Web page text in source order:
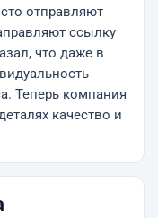
отправляют
ссылку
что даже в
Теперь компания
качество и